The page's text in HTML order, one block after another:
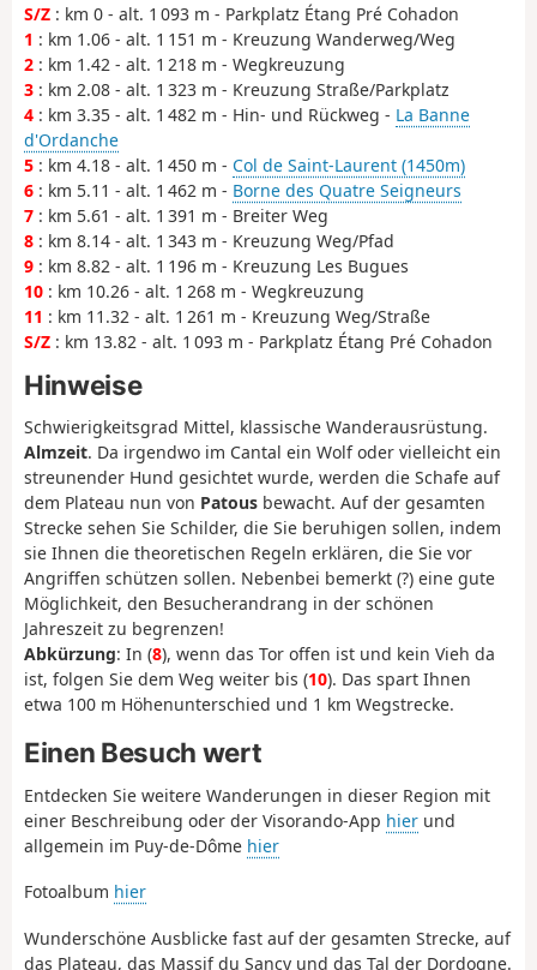
S/Z : km 0 - alt. 1 093 m - Parkplatz Étang Pré Cohadon
1 : km 1.06 - alt. 1 151 m - Kreuzung Wanderweg/Weg
2 : km 1.42 - alt. 1 218 m - Wegkreuzung
3 : km 2.08 - alt. 1 323 m - Kreuzung Straße/Parkplatz
4 : km 3.35 - alt. 1 482 m - Hin- und Rückweg - La Banne
d'Ordanche
5 : km 4.18 - alt. 1 450 m - Col de Saint-Laurent (1450m)
6 : km 5.11 - alt. 1 462 m - Borne des Quatre Seigneurs
7 : km 5.61 - alt. 1 391 m - Breiter Weg
8 : km 8.14 - alt. 1 343 m - Kreuzung Weg/Pfad
9 : km 8.82 - alt. 1 196 m - Kreuzung Les Bugues
10 : km 10.26 - alt. 1 268 m - Wegkreuzung
11 : km 11.32 - alt. 1 261 m - Kreuzung Weg/Straße
S/Z : km 13.82 - alt. 1 093 m - Parkplatz Étang Pré Cohadon
Hinweise
Schwierigkeitsgrad Mittel, klassische Wanderausrüstung.
Almzeit. Da irgendwo im Cantal ein Wolf oder vielleicht ein
streunender Hund gesichtet wurde, werden die Schafe auf
dem Plateau nun von Patous bewacht. Auf der gesamten
Strecke sehen Sie Schilder, die Sie beruhigen sollen, indem
sie Ihnen die theoretischen Regeln erklären, die Sie vor
Angriffen schützen sollen. Nebenbei bemerkt (?) eine gute
Möglichkeit, den Besucherandrang in der schönen
Jahreszeit zu begrenzen!
Abkürzung: In (8), wenn das Tor offen ist und kein Vieh da
ist, folgen Sie dem Weg weiter bis (10). Das spart Ihnen
etwa 100 m Höhenunterschied und 1 km Wegstrecke.
Einen Besuch wert
Entdecken Sie weitere Wanderungen in dieser Region mit
einer Beschreibung oder der Visorando-App hier und
allgemein im Puy-de-Dôme hier
Fotoalbum hier
Wunderschöne Ausblicke fast auf der gesamten Strecke, auf
das Plateau, das Massif du Sancy und das Tal der Dordogne.